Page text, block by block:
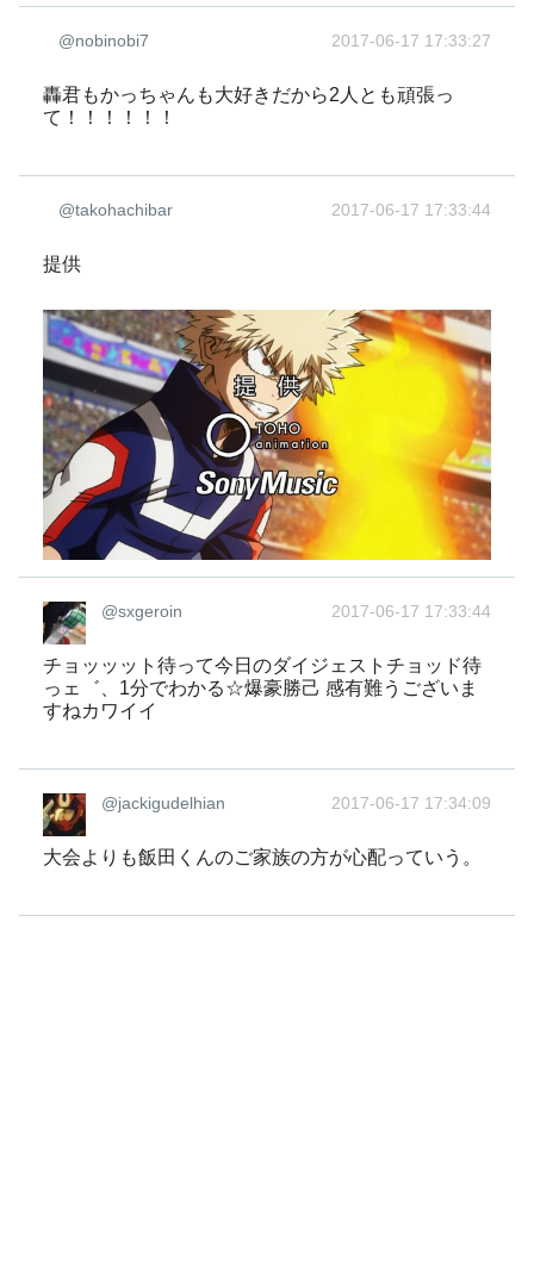
@nobinobi7 2017-06-17 17:33:27
轟君もかっちゃんも大好きだから2人とも頑張っ
て！！！！！！
@takohachibar 2017-06-17 17:33:44
提供
@sxgeroin 2017-06-17 17:33:44
チョッッット待って今日のダイジェストチョッド待
っェ゛、1分でわかる☆爆豪勝己 感有難うございま
すねカワイイ
@jackigudelhian 2017-06-17 17:34:09
大会よりも飯田くんのご家族の方が心配っていう。